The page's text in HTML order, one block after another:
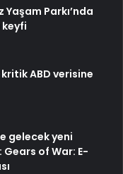
Yaşam Parkı’nda
keyfi
ABD verisine
gelecek yeni
Gears of War: E-